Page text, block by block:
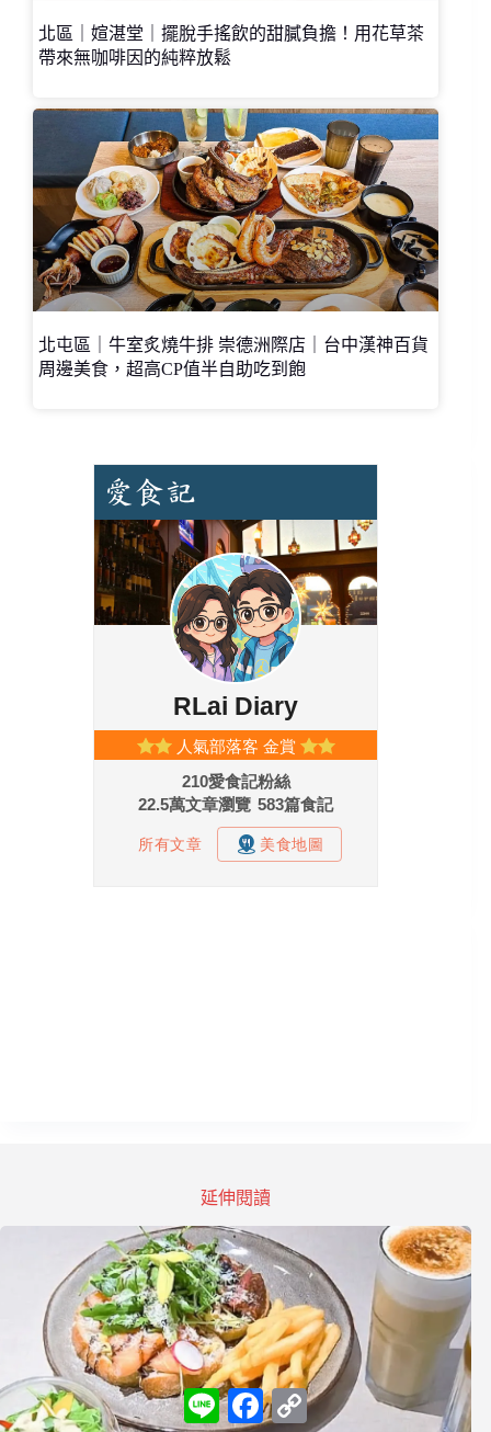
北區｜媗湛堂｜擺脫手搖飲的甜膩負擔！用花草茶
帶來無咖啡因的純粹放鬆
北屯區｜牛室炙燒牛排 崇德洲際店｜台中漢神百貨
周邊美食，超高CP值半自助吃到飽
延伸閱讀
L
i
F
a
C